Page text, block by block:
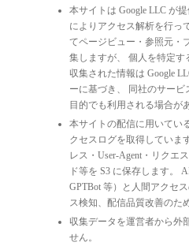
本サイトは Google LLC が
によりアクセス解析を行っ
てページビュー・参照元・
集しますが、 個人を特定す
収集された情報は Google
ーに基づき、 同社のサー
目的でも利用される場合が
本サイトの配信に用いてい
クセスログを取得していま
レス・User-Agent・リクエ
ド等を S3 に保存します。
GPTBot 等）と人間アクセ
ス検知、配信品質改善のた
収集データを運営者から外
せん。